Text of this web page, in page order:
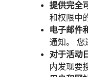
提供完全
和权限中
电子邮件
通知。 您
对于活动
内发现要